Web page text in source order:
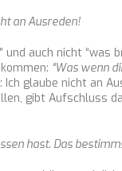
an Ausreden!
und auch nicht
“Was wenn
glaube nicht an
gibt Aufschluss
hast. Das